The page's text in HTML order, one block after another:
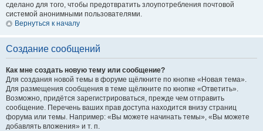
сделано для того, чтобы предотвратить злоупотребления почтовой
системой анонимными пользователями.
Вернуться к началу
Создание сообщений
Как мне создать новую тему или сообщение?
Для создания новой темы в форуме щёлкните по кнопке «Новая тема».
Для размещения сообщения в теме щёлкните по кнопке «Ответить».
Возможно, придётся зарегистрироваться, прежде чем отправить
сообщение. Перечень ваших прав доступа находится внизу страниц
форума или темы. Например: «Вы можете начинать темы», «Вы можете
добавлять вложения» и т. п.